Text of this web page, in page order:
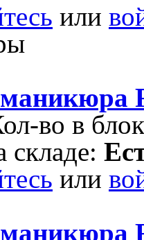
или
во в
складе:
или